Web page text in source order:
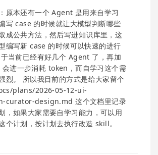
原本还有一个 Agent 是用来自学习
写 case 的时候就让大模型判断哪些
成公共方法，然后写进知识库里，这
编写新 case 的时候可以快速的进行
当前已经有好几个 Agent 了，再加
进一步消耗 token，而自学习这个需
烈。 所以我目前的方式是给大家留个
plans/2026-05-12-ui-
curator-design.md 这个文档里记录
，如果大家需要自学习能力，可以用
个计划，按计划去执行改造 skill。